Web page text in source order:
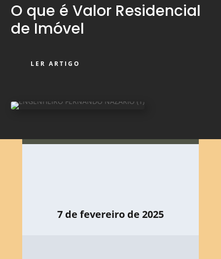
O que é Valor Residencial
de Imóvel
LER ARTIGO
7 de fevereiro de 2025